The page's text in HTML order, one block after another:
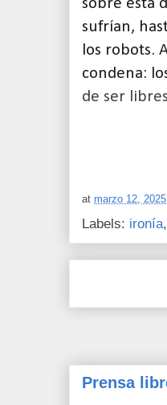
sufrían,
los robots.
condena:
de ser
at marzo 12, 2025
Labels: ironía,
Prensa